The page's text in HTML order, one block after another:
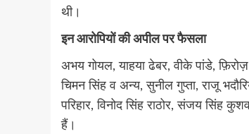
थी।
इन आरोपियों की अपील पर फैसला
अभय गोयल, याहया ढेबर, वीके पांडे,
चिमन सिंह व अन्य, सुनील गुप्ता, राजू
परिहार, विनोद सिंह राठोर, संजय सिंह
हैं।